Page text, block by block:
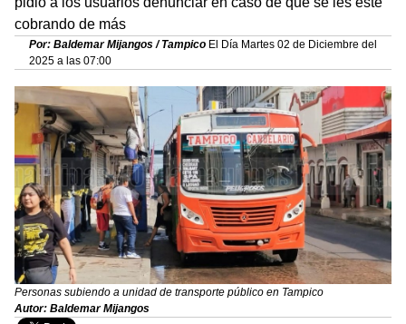
cobrando de más
Por: Baldemar Mijangos / Tampico El Día Martes 02 de Diciembre del
2025 a las 07:00
Personas subiendo a unidad de transporte público en Tampico
Autor: Baldemar Mijangos